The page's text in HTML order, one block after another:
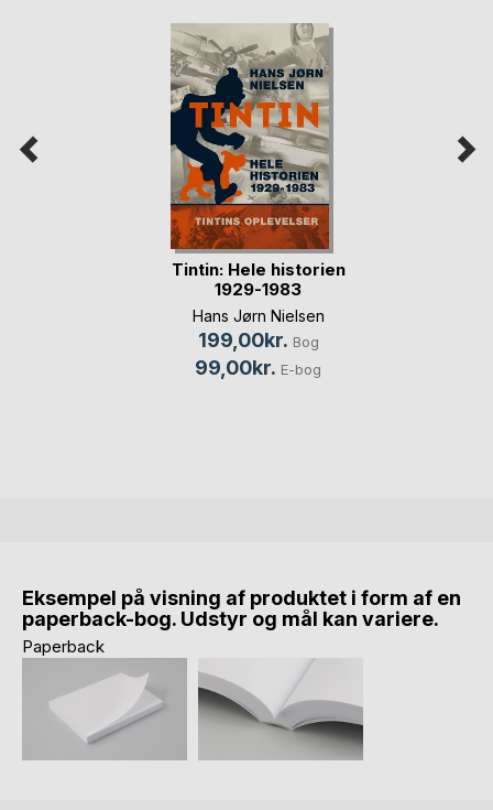
Tintin: Hele historien
1929-1983
Hans Jørn Nielsen
199,00kr. Bog
99,00kr. E-bog
Eksempel på visning af produktet i form af en
paperback-bog. Udstyr og mål kan variere.
Paperback